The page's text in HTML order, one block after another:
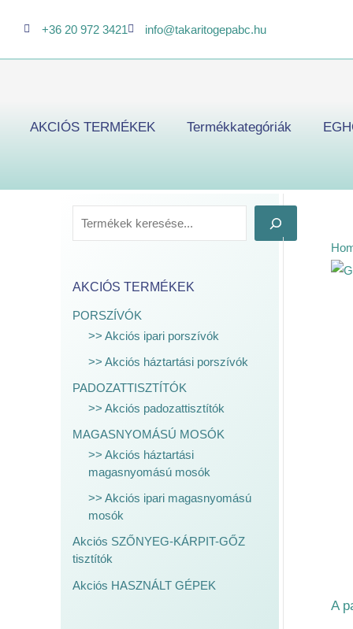
+36 20 972 3421 info@takaritogepabc.hu
AKCIÓS TERMÉKEK Termékkategóriák
e
r
é
AKCIÓS TERMÉKEK
PORSZÍVÓK
>> Akciós ipari porszívók
>> Akciós háztartási porszívók
PADOZATTISZTÍTÓK
>> Akciós padozattisztítók
MAGASNYOMÁSÚ MOSÓK
>> Akciós háztartási
magasnyomású mosók
>> Akciós ipari magasnyomású
mosók
Akciós SZŐNYEG-KÁRPIT-GŐZ
tisztítók
Akciós HASZNÁLT GÉPEK
A